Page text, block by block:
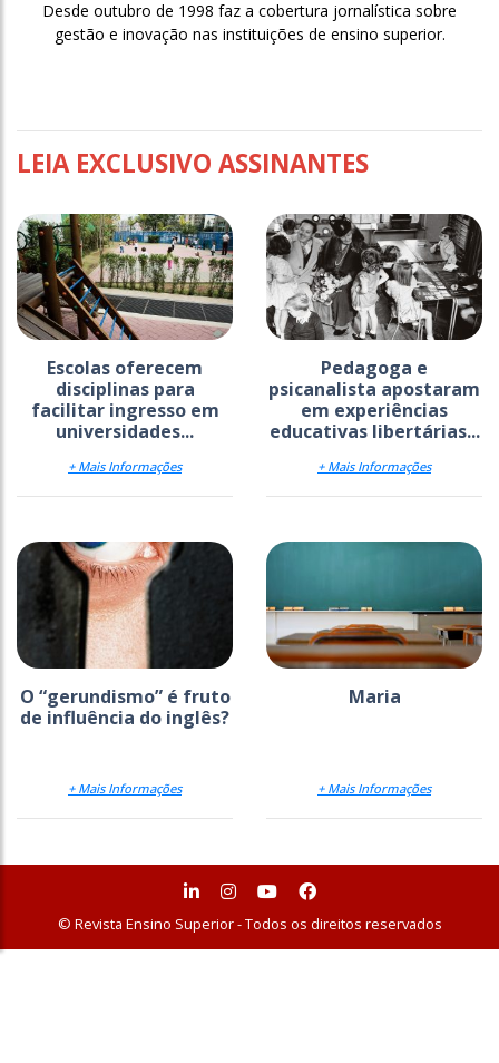
Desde outubro de 1998 faz a cobertura jornalística sobre
gestão e inovação nas instituições de ensino superior.
LEIA EXCLUSIVO ASSINANTES
Escolas oferecem
disciplinas para
facilitar ingresso em
universidades...
+ Mais Informações
Pedagoga e
psicanalista apostaram
em experiências
educativas libertárias...
+ Mais Informações
O “gerundismo” é fruto
de influência do inglês?
+ Mais Informações
Maria
+ Mais Informações
© Revista Ensino Superior - Todos os direitos reservados